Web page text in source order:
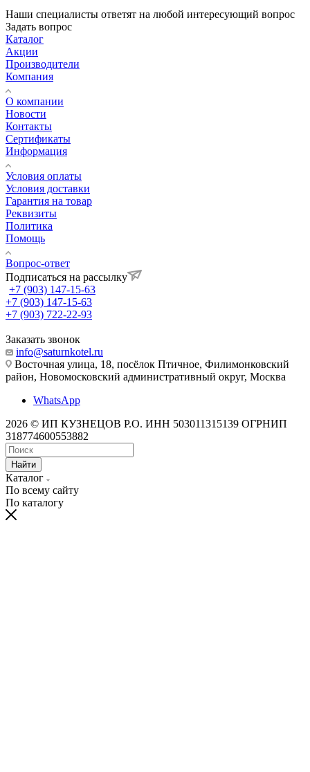
Наши специалисты ответят на любой интересующий вопрос
Задать вопрос
Каталог
Акции
Производители
Компания
О компании
Новости
Контакты
Сертификаты
Информация
Условия оплаты
Условия доставки
Гарантия на товар
Реквизиты
Политика
Помощь
Вопрос-ответ
Подписаться на рассылку
+7 (903) 147-15-63
+7 (903) 147-15-63
+7 (903) 722-22-93
Заказать звонок
info@saturnkotel.ru
Восточная улица, 18, посёлок Птичное, Филимонковский
район, Новомосковский административный округ, Москва
WhatsApp
2026 © ИП КУЗНЕЦОВ Р.О. ИНН 503011315139 ОГРНИП
318774600553882
Найти
Каталог
По всему сайту
По каталогу